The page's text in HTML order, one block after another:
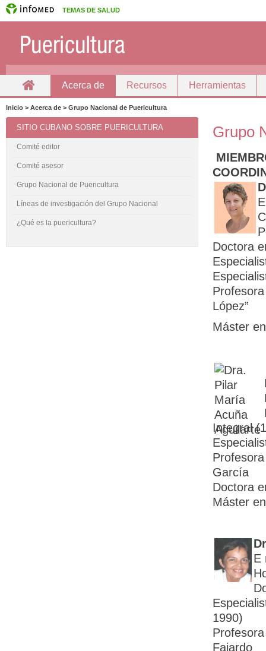
TEMAS DE SALUD
Acerca de Recursos Herramientas
Docencia
Inicio > Acerca de > Grupo Nacional de Puericultura
Grupo
Doctora
López”
Máster
Integral
García
Doctora
Máster
E
1990)
Fajardo
SITIO CUBANO SOBRE PUERICULTURA
Comité editor
Comité asesor
Grupo Nacional de Puericultura
Líneas de investigación del Grupo Nacional
¿Qué es la puericultura?